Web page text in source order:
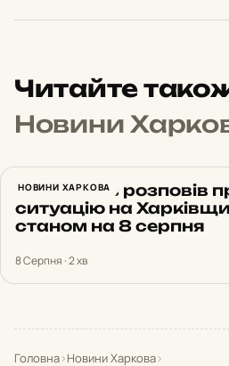
Читайте
Новини
НОВИНИ ХАРКОВА
Синєгубов розповів
ситуацію на
станом на 8 серпня
8 Серпня · 2 хв
Головна›Новини Харкова›